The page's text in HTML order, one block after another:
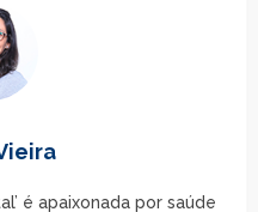
é apaixonada por saúde